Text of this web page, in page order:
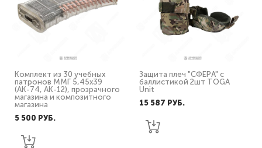
Комплект из 30 учебных
патронов ММГ 5,45х39
(АК-74, АК-12), прозрачного
магазина и композитного
магазина
5 500 PУБ.
Защита плеч "СФЕРА" с
баллистикой 2шт TOGA
Unit
15 587 PУБ.